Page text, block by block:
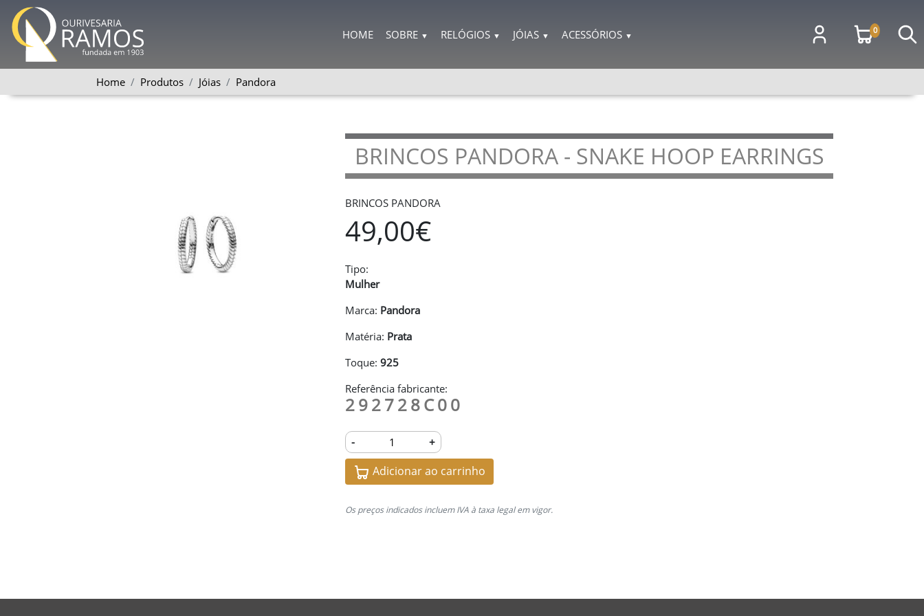
HOME SOBRE ▼ RELÓGIOS ▼ JÓIAS ▼ ACESSÓRIOS ▼ 0
Home Produtos Jóias Pandora
BRINCOS PANDORA - SNAKE HOOP EARRINGS
BRINCOS PANDORA
49,00€
Tipo:
Mulher
Marca: Pandora
Matéria: Prata
Toque: 925
Referência fabricante:
292728C00
- +
Adicionar ao carrinho
Os preços indicados incluem IVA à taxa legal em vigor.